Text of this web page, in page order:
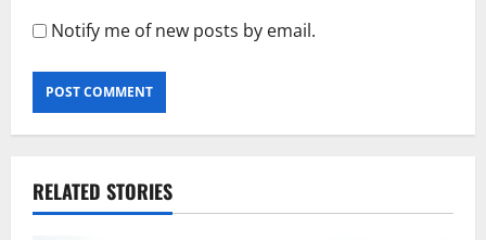
Notify me of new posts by email.
RELATED STORIES